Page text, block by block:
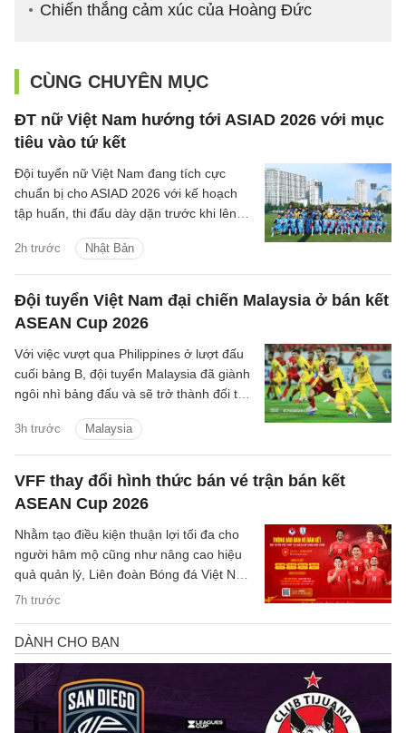
Chiến thắng cảm xúc của Hoàng Đức
CÙNG CHUYÊN MỤC
ĐT nữ Việt Nam hướng tới ASIAD 2026 với mục
tiêu vào tứ kết
2h trước Nhật Bản
Đội tuyển nữ Việt Nam đang tích cực
chuẩn bị cho ASIAD 2026 với kế hoạch
tập huấn, thi đấu dày dặn trước khi lên
Đội tuyển Việt Nam đại chiến Malaysia ở bán kết
ASEAN Cup 2026
3h trước Malaysia
Với việc vượt qua Philippines ở lượt đấu
cuối bảng B, đội tuyển Malaysia đã giành
ngôi nhì bảng đấu và sẽ trở thành đối thủ
hành trình bảo vệ ngôi vương Đông Nam
Á.
VFF thay đổi hình thức bán vé trận bán kết
ASEAN Cup 2026
7h trước
Nhằm tạo điều kiện thuận lợi tối đa cho
người hâm mộ cũng như nâng cao hiệu
quả quản lý, Liên đoàn Bóng đá Việt Nam
(VFF) đã chính thức thông báo về việc
trên sân nhà của đội tuyển Việt Nam.